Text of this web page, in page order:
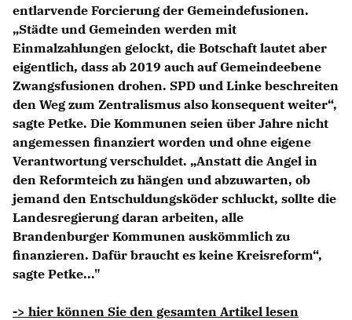
entlarvende Forcierung der Gemeindefusionen.
Städte und Gemeinden werden mit
Einmalzahlungen gelockt, die Botschaft lautet aber
eigentlich, dass ab 2019 auch auf Gemeindeebene
Zwangsfusionen drohen. SPD und Linke beschreiten
den Weg zum Zentralismus also konsequent weiter“,
sagte Petke. Die Kommunen seien über Jahre nicht
angemessen finanziert worden und ohne eigene
Verantwortung verschuldet. „Anstatt die Angel in
den Reformteich zu hängen und abzuwarten, ob
jemand den Entschuldungsköder schluckt, sollte die
Landesregierung daran arbeiten, alle
Brandenburger Kommunen auskömmlich zu
finanzieren. Dafür braucht es keine Kreisreform“,
sagte Petke..."
-> hier können Sie den gesamten Artikel lesen